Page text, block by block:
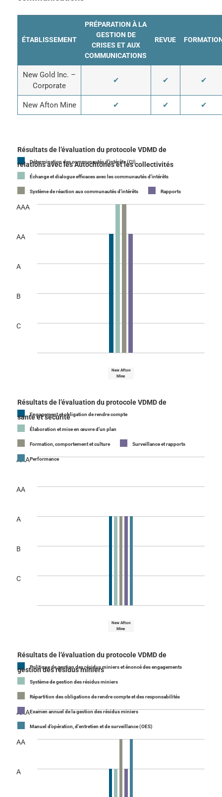
ÉTABLISSEMENT
PRÉPARATION À LA
GESTION DE
CRISES ET AUX
COMMUNICATIONS
REVUE
New Gold Inc. –
Corporate
✔ ✔ ✔
New Afton Mine ✔ ✔ ✔
Résultats de l’évaluation du protocole VDMD de
relations avec les Autochtones et les collectivités
Détermination des communautés d’intérêts (CI)
Échange et dialogue efficaces avec les communautés d’intérêts
Système de réaction aux communautés d’intérêts Rapports
New Afton
Mine
AAA
AA
A
B
C
Résultats de l’évaluation du protocole VDMD de
santé et sécurité
Engagement et obligation de rendre compte
Élaboration et mise en œuvre d’un plan
Formation, comportement et culture Surveillance et rapports
Performance
New Afton
Mine
AAA
AA
A
B
C
Résultats de l’évaluation du protocole VDMD de
gestion des résidus miniers
Politique de gestion des résidus miniers et énoncé des engagements
Système de gestion des résidus miniers
Répartition des obligations de rendre compte et des responsabilités
Examen annuel de la gestion des résidus miniers
Manuel d’opération, d’entretien et de surveillance (OES)
AAA
AA
A